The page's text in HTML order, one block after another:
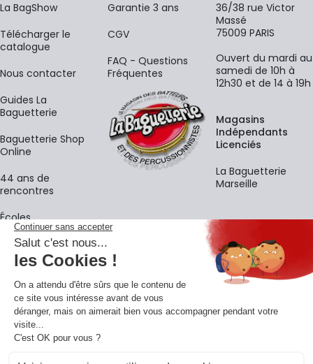
La BagShow
​Télécharger le
catalogue
Nous contacter
Guides La
Baguetterie
Baguetterie Shop
Online
44 ans de
rencontres
Écoles
Garantie 3 ans
CGV
FAQ - Questions
Fréquentes
36/38 rue Victor
Massé
75009 PARIS
Ouvert du mardi au
samedi de 10h à
12h30 et de 14 à 19h
Magasins
Indépendants
Licenciés
La Baguetterie
Marseille
La newsletter
Adresse e-mail
En vous inscrivant à notre newsletter, vous acceptez notre
confidentialité.
Retrouvons-nous sur